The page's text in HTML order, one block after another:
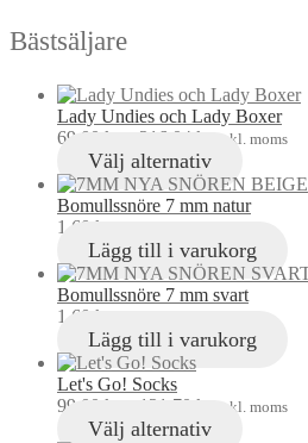
Bästsäljare
Lady Undies och Lady Boxer
69,00 kr 216,04 kr inkl. moms
Välj alternativ
Bomullssnöre 7 mm natur
1,60 kr
Lägg till i varukorg
Bomullssnöre 7 mm svart
1,60 kr
Lägg till i varukorg
Let's Go! Socks
99,00 kr 121,70 kr inkl. moms
Välj alternativ